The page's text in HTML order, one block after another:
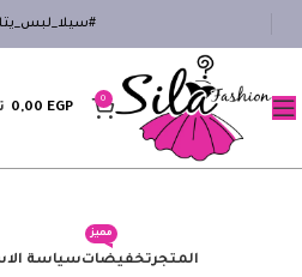
0
0,00 EGP
المتجرتخفيضات
مميز
سياسة